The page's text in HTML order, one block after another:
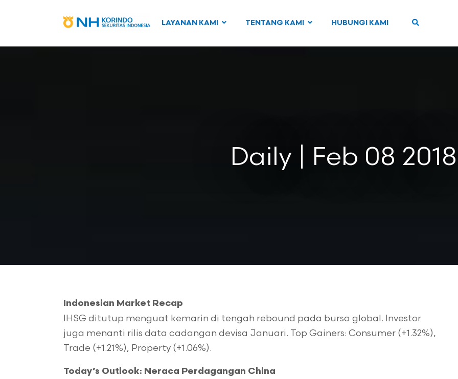
LAYANAN KAMI TENTANG KAMI HUBUNGI KAMI
Daily | Feb 08 2018
Indonesian Market Recap
IHSG ditutup menguat kemarin di tengah rebound pada bursa global. Investor
juga menanti rilis data cadangan devisa Januari. Top Gainers: Consumer (+1.32%),
Trade (+1.21%), Property (+1.06%).
Today’s Outlook: Neraca Perdagangan China